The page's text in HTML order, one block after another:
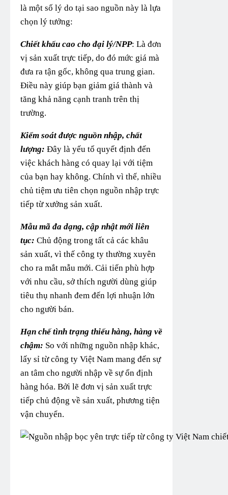
là một số lý do tại sao nguồn này là lựa
chọn lý tưởng:
Chiết khấu cao cho đại lý/NPP: Là đơn
vị sản xuất trực tiếp, do đó mức giá mà
đưa ra tận gốc, không qua trung gian.
Điều này giúp bạn giảm giá thành và
tăng khả năng cạnh tranh trên thị
trường.
Kiểm soát được nguồn nhập, chất
lượng: Đây là yếu tố quyết định đến
việc khách hàng có quay lại với tiệm
của bạn hay không. Chính vì thế, nhiều
chủ tiệm ưu tiên chọn nguồn nhập trực
tiếp từ xưởng sản xuất.
Mẫu mã đa dạng, cập nhật mới liên
tục: Chủ động trong tất cả các khâu
sản xuất, vì thế công ty thường xuyên
cho ra mắt mẫu mới. Cải tiến phù hợp
với nhu cầu, sở thích người dùng giúp
tiêu thụ nhanh đem đến lợi nhuận lớn
cho người bán.
Hạn chế tình trạng thiếu hàng, hàng về
chậm: So với những nguồn nhập khác,
lấy sỉ từ công ty Việt Nam mang đến sự
an tâm cho người nhập về sự ổn định
hàng hóa. Bởi lẽ đơn vị sản xuất trực
tiếp chủ động về sản xuất, phương tiện
vận chuyển.